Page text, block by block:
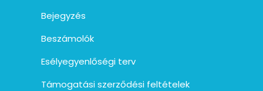
Bejegyzés
Beszámolók
Esélyegyenlőségi terv
Támogatási szerződési feltételek